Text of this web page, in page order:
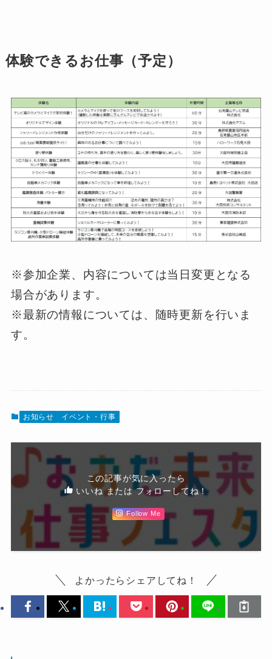
体験できるお仕事（予定）
※参加企業、内容については当日変更となる
場合があります。
※最新の情報については、随時更新を行いま
す。
お知らせ イベント・行事
この記事が気に入ったら
いいね または フォローしてね！
Follow Me
よかったらシェアしてね！